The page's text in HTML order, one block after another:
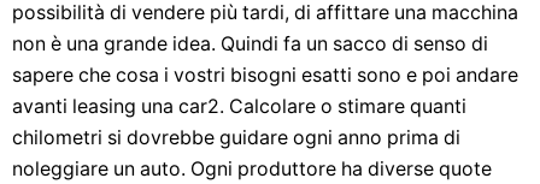
possibilità di vendere più tardi, di affittare una macchina
non è una grande idea. Quindi fa un sacco di senso di
sapere che cosa i vostri bisogni esatti sono e poi andare
avanti leasing una car2. Calcolare o stimare quanti
chilometri si dovrebbe guidare ogni anno prima di
noleggiare un auto. Ogni produttore ha diverse quote